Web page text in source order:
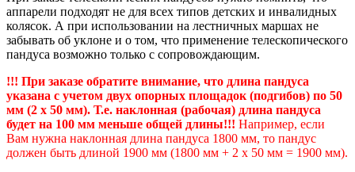
аппарели подходят не для всех типов детских и инвалидных
колясок. А при использовании на лестничных маршах не
забывать об уклоне и о том, что применение телескопического
пандуса возможно только с сопровождающим.
!!! При заказе обратите внимание, что длина пандуса
указана с учетом двух опорных площадок (подгибов) по 50
мм (2 х 50 мм). Т.е. наклонная (рабочая) длина пандуса
будет на 100 мм меньше общей длины!!! Например, если
Вам нужна наклонная длина пандуса 1800 мм, то пандус
должен быть длиной 1900 мм (1800 мм + 2 х 50 мм = 1900 мм).